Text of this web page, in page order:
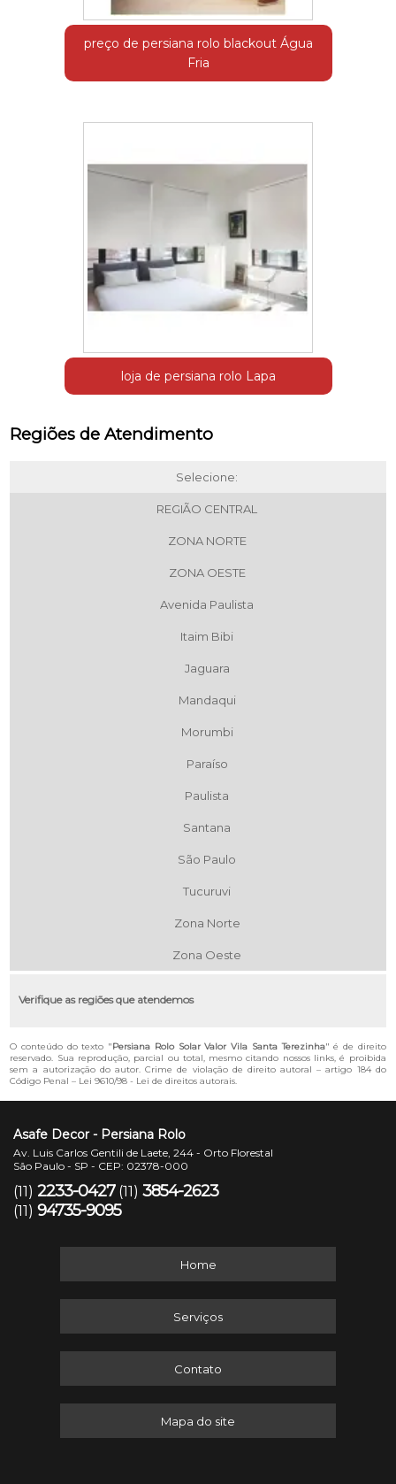
preço de persiana rolo blackout Água
Fria
loja de persiana rolo Lapa
Regiões de Atendimento
Selecione:
REGIÃO CENTRAL
ZONA NORTE
ZONA OESTE
Avenida Paulista
Itaim Bibi
Jaguara
Mandaqui
Morumbi
Paraíso
Paulista
Santana
São Paulo
Tucuruvi
Zona Norte
Zona Oeste
Verifique as regiões que atendemos
O conteúdo do texto "Persiana Rolo Solar Valor Vila Santa Terezinha" é de direito
reservado. Sua reprodução, parcial ou total, mesmo citando nossos links, é proibida
sem a autorização do autor. Crime de violação de direito autoral – artigo 184 do
Código Penal – Lei 9610/98 - Lei de direitos autorais
Asafe Decor - Persiana Rolo
Av. Luis Carlos Gentili de Laete, 244 - Orto Florestal
São Paulo - SP - CEP: 02378-000
(11) 2233-0427 (11) 3854-2623
(11) 94735-9095
Home
Serviços
Contato
Mapa do site